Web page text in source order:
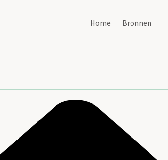
Home Bronnen